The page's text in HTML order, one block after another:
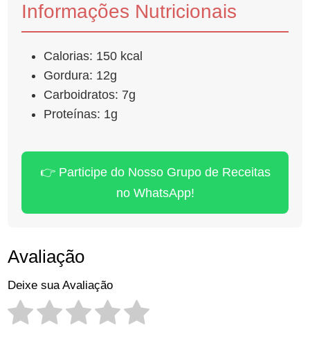
Informações Nutricionais
Calorias: 150 kcal
Gordura: 12g
Carboidratos: 7g
Proteínas: 1g
👉 Participe do Nosso Grupo de Receitas
no WhatsApp!
Avaliação
Deixe sua Avaliação